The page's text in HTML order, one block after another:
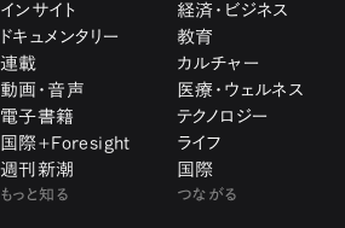
インサイト
ドキュメンタリー
連載
動画・音声
電子書籍
国際+Foresight
週刊新潮
経済・ビジネス
教育
カルチャー
医療・ウェルネス
テクノロジー
ライフ
国際
もっと知る つながる